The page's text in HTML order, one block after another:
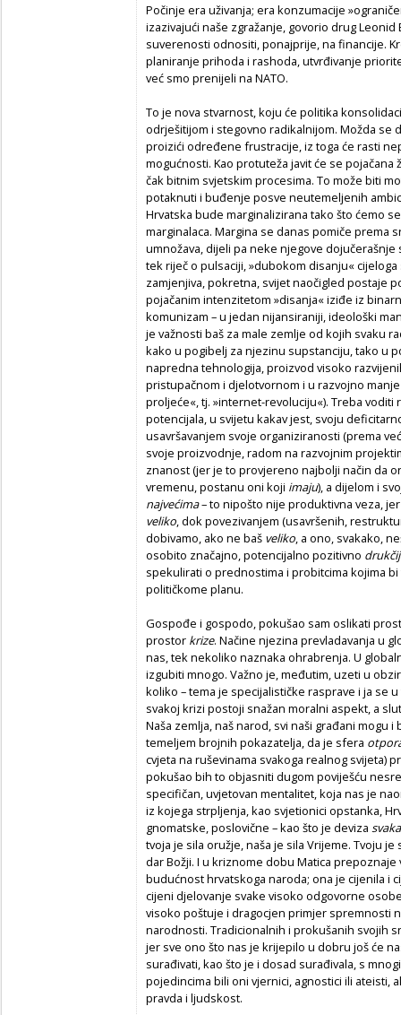
Počinje era uživanja; era konzumacije
izazivajući naše zgražanje, govorio drug
suverenosti odnositi, ponajprije, na financije.
planiranje prihoda i rashoda, utvrđivanje
već smo prenijeli na NATO.
To je nova stvarnost, koju će politika
odrješitijom i stegovno radikalnijom. Možda se
proizići određene frustracije, iz toga će rasti
mogućnosti. Kao protuteža javit će se pojačana
čak bitnim svjetskim procesima. To može biti
potaknuti i buđenje posve neutemeljenih
Hrvatska bude marginalizirana tako što ćemo
marginalaca. Margina se danas pomiče prema
umnožava, dijeli pa neke njegove
tek riječ o pulsaciji, »dubokom disanju«
zamjenjiva, pokretna, svijet naočigled postaje
pojačanim intenzitetom »disanja« iziđe iz
komunizam – u jedan nijansiraniji, ideološki
je važnosti baš za male zemlje od kojih svaku
kako u pogibelj za njezinu supstanciju, tako u
napredna tehnologija, proizvod visoko
pristupačnom i djelotvornom i u razvojno
proljeće«, tj. »internet-revoluciju«). Treba
potencijala, u svijetu kakav jest, svoju
usavršavanjem svoje organiziranosti (prema
svoje proizvodnje, radom na razvojnim
znanost (jer je to provjereno najbolji način da
vremenu, postanu oni koji imaju), a dijelom i
najvećima– to nipošto nije produktivna veza,
veliko, dok povezivanjem (usavršenih,
dobivamo, ako ne baš veliko, a ono, svakako,
osobito značajno, potencijalno pozitivno
spekulirati o prednostima i probitcima kojima
političkome planu.
Gospođe i gospodo, pokušao sam oslikati
prostor krize. Načine njezina prevladavanja u
nas, tek nekoliko naznaka ohrabrenja. U
izgubiti mnogo. Važno je, međutim, uzeti u
koliko – tema je specijalističke rasprave i ja se
svakoj krizi postoji snažan moralni aspekt, a
Naša zemlja, naš narod, svi naši građani mogu
temeljem brojnih pokazatelja, da je sfera
cvjeta na ruševinama svakoga realnog svijeta)
pokušao bih to objasniti dugom poviješću
specifičan, uvjetovan mentalitet, koja nas je
iz kojega strpljenja, kao svjetionici opstanka,
gnomatske, poslovične – kao što je deviza
tvoja je sila oružje, naša je sila Vrijeme. Tvoju
dar Božji. I u kriznome dobu Matica
budućnost hrvatskoga naroda; ona je cijenila i
cijeni djelovanje svake visoko odgovorne
visoko poštuje i dragocjen primjer spremnosti
narodnosti. Tradicionalnih i prokušanih svojih
jer sve ono što nas je krijepilo u dobru još će
surađivati, kao što je i dosad surađivala, s
pojedincima bili oni vjernici, agnostici ili ateisti,
pravda i ljudskost.